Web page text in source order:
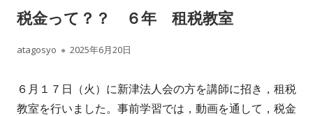
税金って？？ ６年 租税教室
作
atagosyo
公
2025年6月20日
６月１７日（火）に新津法人会の方を講師に招き，租税
教室を行いました。事前学習では，動画を通して，税金